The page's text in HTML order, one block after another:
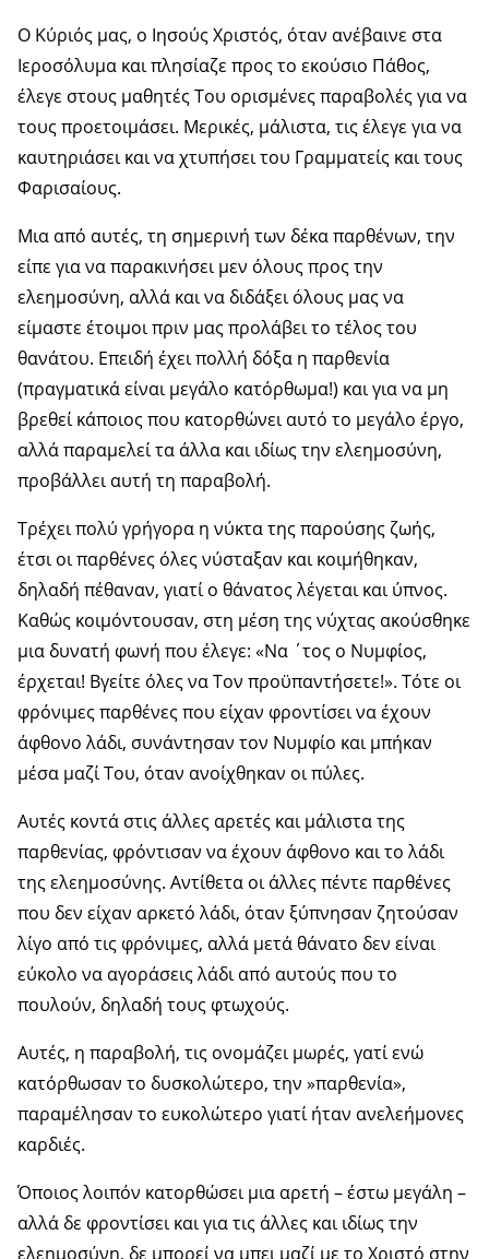
Ο Κύριός μας, ο Ιησούς Χριστός, όταν ανέβαινε στα
Ιεροσόλυμα και πλησίαζε προς το εκούσιο Πάθος,
έλεγε στους μαθητές Του ορισμένες παραβολές για να
τους προετοιμάσει. Μερικές, μάλιστα, τις έλεγε για να
καυτηριάσει και να χτυπήσει του Γραμματείς και τους
Φαρισαίους.
Μια από αυτές, τη σημερινή των δέκα παρθένων, την
είπε για να παρακινήσει μεν όλους προς την
ελεημοσύνη, αλλά και να διδάξει όλους μας να
είμαστε έτοιμοι πριν μας προλάβει το τέλος του
θανάτου. Επειδή έχει πολλή δόξα η παρθενία
(πραγματικά είναι μεγάλο κατόρθωμα!) και για να μη
βρεθεί κάποιος που κατορθώνει αυτό το μεγάλο έργο,
αλλά παραμελεί τα άλλα και ιδίως την ελεημοσύνη,
προβάλλει αυτή τη παραβολή.
Τρέχει πολύ γρήγορα η νύκτα της παρούσης ζωής,
έτσι οι παρθένες όλες νύσταξαν και κοιμήθηκαν,
δηλαδή πέθαναν, γιατί ο θάνατος λέγεται και ύπνος.
Καθώς κοιμόντουσαν, στη μέση της νύχτας ακούσθηκε
μια δυνατή φωνή που έλεγε: «Να ΄τος ο Νυμφίος,
έρχεται! Βγείτε όλες να Τον προϋπαντήσετε!». Τότε οι
φρόνιμες παρθένες που είχαν φροντίσει να έχουν
άφθονο λάδι, συνάντησαν τον Νυμφίο και μπήκαν
μέσα μαζί Του, όταν ανοίχθηκαν οι πύλες.
Αυτές κοντά στις άλλες αρετές και μάλιστα της
παρθενίας, φρόντισαν να έχουν άφθονο και το λάδι
της ελεημοσύνης. Αντίθετα οι άλλες πέντε παρθένες
που δεν είχαν αρκετό λάδι, όταν ξύπνησαν ζητούσαν
λίγο από τις φρόνιμες, αλλά μετά θάνατο δεν είναι
εύκολο να αγοράσεις λάδι από αυτούς που το
πουλούν, δηλαδή τους φτωχούς.
Αυτές, η παραβολή, τις ονομάζει μωρές, γατί ενώ
κατόρθωσαν το δυσκολώτερο, την »παρθενία»,
παραμέλησαν το ευκολώτερο γιατί ήταν ανελεήμονες
καρδιές.
Όποιος λοιπόν κατορθώσει μια αρετή – έστω μεγάλη –
αλλά δε φροντίσει και για τις άλλες και ιδίως την
ελεημοσύνη, δε μπορεί να μπει μαζί με το Χριστό στην